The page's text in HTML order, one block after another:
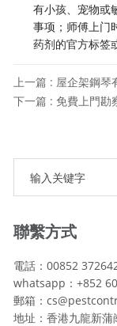
有小孩、宠物或
事项；师傅上门
药剂的官方标签
上一篇 : 屋企架鋼琴
下一篇 : 免費上門勘
聯繫方式
電話：00852
whatsapp：+852
郵箱：
地址：香港九龍新